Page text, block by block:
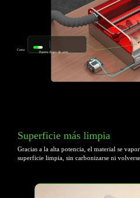
Corte
Fuerte flujo de aire
Superficie más limpia
Gracias a la alta potencia, el material se
superficie limpia, sin carbonizarse ni